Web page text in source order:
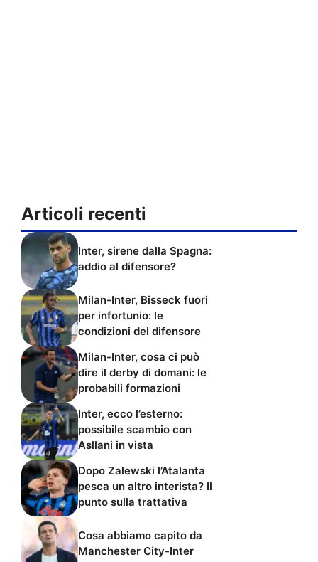
Articoli recenti
Inter, sirene dalla Spagna:
addio al difensore?
Milan-Inter, Bisseck fuori
per infortunio: le
condizioni del difensore
Milan-Inter, cosa ci può
dire il derby di domani: le
probabili formazioni
Inter, ecco l’esterno:
possibile scambio con
Asllani in vista
Dopo Zalewski l’Atalanta
pesca un altro interista? Il
punto sulla trattativa
Cosa abbiamo capito da
Manchester City-Inter